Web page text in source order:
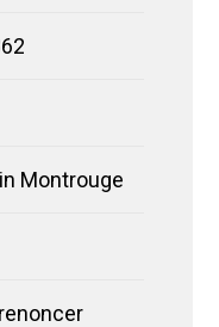
Montrouge